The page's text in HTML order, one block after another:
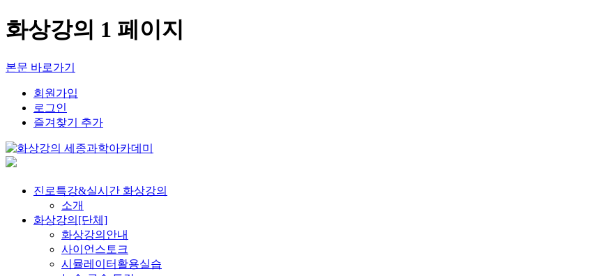
화상강의 1 페이지
본문 바로가기
회원가입
로그인
즐겨찾기 추가
진로특강&실시간 화상강의
소개
화상강의[단체]
화상강의안내
사이언스토크
시뮬레이터활용실습